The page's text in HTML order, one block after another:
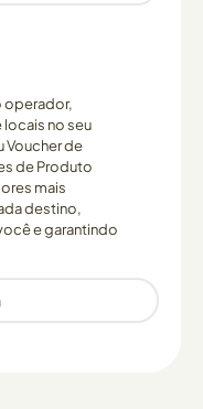
operador,
no seu
Voucher de
de Produto
mais
destino,
e garantindo